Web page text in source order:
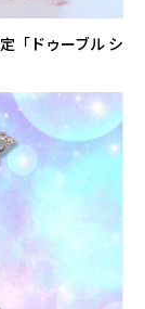
「ドゥーブル シ